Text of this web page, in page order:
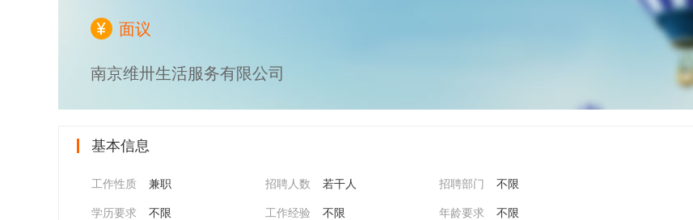
面议
南京维卅生活服务有限公司
基本信息
工作性质 兼职 招聘人数 若干人 招聘部门 不限
学历要求 不限 工作经验 不限 年龄要求 不限